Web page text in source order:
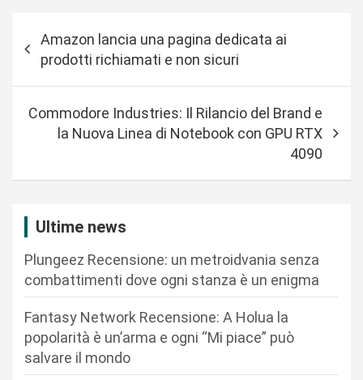
z
Amazon lancia una pagina dedicata ai
prodotti richiamati e non sicuri
Commodore Industries: Il Rilancio del Brand e
la Nuova Linea di Notebook con GPU RTX
4090
Ultime news
Plungeez Recensione: un metroidvania senza
combattimenti dove ogni stanza è un enigma
Fantasy Network Recensione: A Holua la
popolarità è un’arma e ogni “Mi piace” può
salvare il mondo